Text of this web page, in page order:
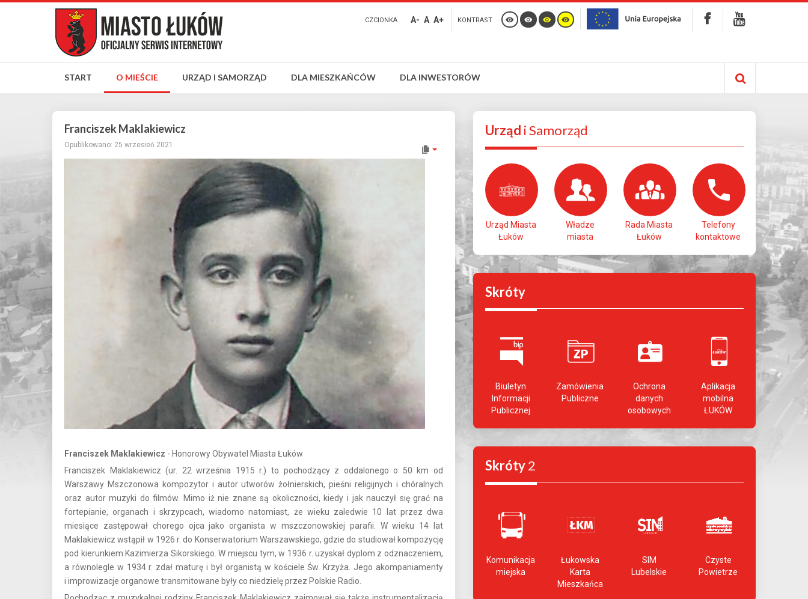
CZCIONKA A- A A+ KONTRAST
START O MIEŚCIE URZĄD I SAMORZĄD DLA MIESZKAŃCÓW DLA INWESTORÓW
Franciszek Maklakiewicz
Opublikowano: 25 wrzesień 2021
Franciszek Maklakiewicz - Honorowy Obywatel Miasta Łuków
Franciszek Maklakiewicz (ur. 22 września 1915 r.) to pochodzący z oddalonego o 50 km od
Warszawy Mszczonowa kompozytor i autor utworów żołnierskich, pieśni religijnych i chóralnych
oraz autor muzyki do filmów. Mimo iż nie znane są okoliczności, kiedy i jak nauczył się grać na
fortepianie, organach i skrzypcach, wiadomo natomiast, że wieku zaledwie 10 lat przez dwa
miesiące zastępował chorego ojca jako organista w mszczonowskiej parafii. W wieku 14 lat
Maklakiewicz wstąpił w 1926 r. do Konserwatorium Warszawskiego, gdzie do studiował kompozycję
pod kierunkiem Kazimierza Sikorskiego. W miejscu tym, w 1936 r. uzyskał dyplom z odznaczeniem,
a równolegle w 1934 r. zdał maturę i był organistą w kościele Św. Krzyża. Jego akompaniamenty
i improwizacje organowe transmitowane były co niedzielę przez Polskie Radio.
Urząd i Samorząd
Urząd Miasta
Łuków
Władze
miasta
Rada Miasta
Łuków
Telefony
kontaktowe
Skróty
Biuletyn
Informacji
Publicznej
Zamówienia
Publiczne
Ochrona
danych
osobowych
Aplikacja
mobilna
ŁUKÓW
Skróty2
Komunikacja
miejska
Łukowska
Karta
Mieszkańca
SIM
Lubelskie
Czyste
Powietrze